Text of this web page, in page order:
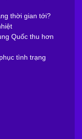
thời gian tới?
Quốc thu hơn
tình trạng